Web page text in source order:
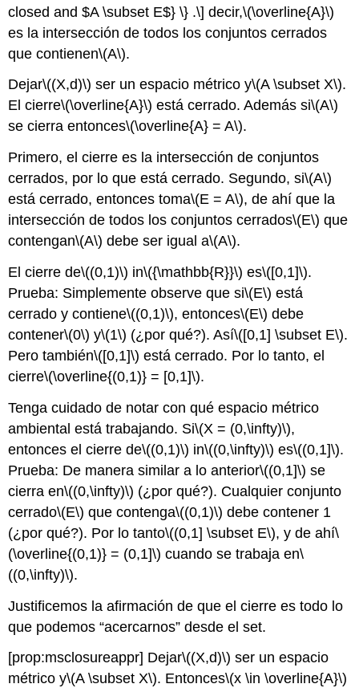
closed and $A \subset E$} \} .\] decir,\(\overline{A}\)
es la intersección de todos los conjuntos cerrados
que contienen\(A\).
Dejar\((X,d)\) ser un espacio métrico y\(A \subset X\).
El cierre\(\overline{A}\) está cerrado. Además si\(A\)
se cierra entonces\(\overline{A} = A\).
Primero, el cierre es la intersección de conjuntos
cerrados, por lo que está cerrado. Segundo, si\(A\)
está cerrado, entonces toma\(E = A\), de ahí que la
intersección de todos los conjuntos cerrados\(E\) que
contengan\(A\) debe ser igual a\(A\).
El cierre de\((0,1)\) in\({\mathbb{R}}\) es\([0,1]\).
Prueba: Simplemente observe que si\(E\) está
cerrado y contiene\((0,1)\), entonces\(E\) debe
contener\(0\) y\(1\) (¿por qué?). Así\([0,1] \subset E\).
Pero también\([0,1]\) está cerrado. Por lo tanto, el
cierre\(\overline{(0,1)} = [0,1]\).
Tenga cuidado de notar con qué espacio métrico
ambiental está trabajando. Si\(X = (0,\infty)\),
entonces el cierre de\((0,1)\) in\((0,\infty)\) es\((0,1]\).
Prueba: De manera similar a lo anterior\((0,1]\) se
cierra en\((0,\infty)\) (¿por qué?). Cualquier conjunto
cerrado\(E\) que contenga\((0,1)\) debe contener 1
(¿por qué?). Por lo tanto\((0,1] \subset E\), y de ahí\
(\overline{(0,1)} = (0,1]\) cuando se trabaja en\
((0,\infty)\).
Justificemos la afirmación de que el cierre es todo lo
que podemos “acercarnos” desde el set.
[prop:msclosureappr] Dejar\((X,d)\) ser un espacio
métrico y\(A \subset X\). Entonces\(x \in \overline{A}\)